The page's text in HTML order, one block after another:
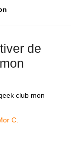
de
club mon
C.